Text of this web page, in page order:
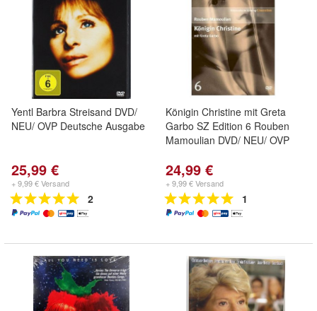
Yentl Barbra Streisand DVD/
NEU/ OVP Deutsche Ausgabe
25,99 €
+ 9,99 € Versand
2
Königin Christine mit Greta
Garbo SZ Edition 6 Rouben
Mamoulian DVD/ NEU/ OVP
24,99 €
+ 9,99 € Versand
1